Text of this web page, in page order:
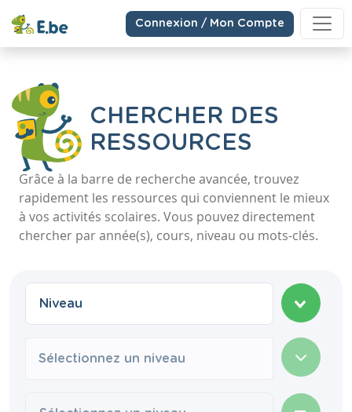
Connexion / Mon Compte
CHERCHER DES
RESSOURCES
Grâce à la barre de recherche avancée, trouvez
rapidement les ressources qui conviennent le mieux
à vos activités scolaires. Vous pouvez directement
chercher par année(s), cours, niveau ou mots-clés.
Sélectionnez un niveau